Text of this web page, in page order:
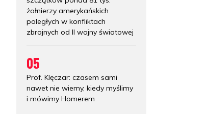
żołnierzy amerykańskich
poległych w konfliktach
zbrojnych od II wojny światowej
05
Prof. Klęczar: czasem sami
nawet nie wiemy, kiedy myślimy
i mówimy Homerem